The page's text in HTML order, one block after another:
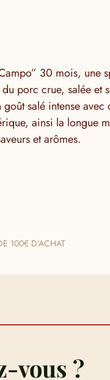
30 mois, une
porc crue, salée et
salé intense avec
ainsi la longue
et arômes.
100€ D’ACHAT
vous ?